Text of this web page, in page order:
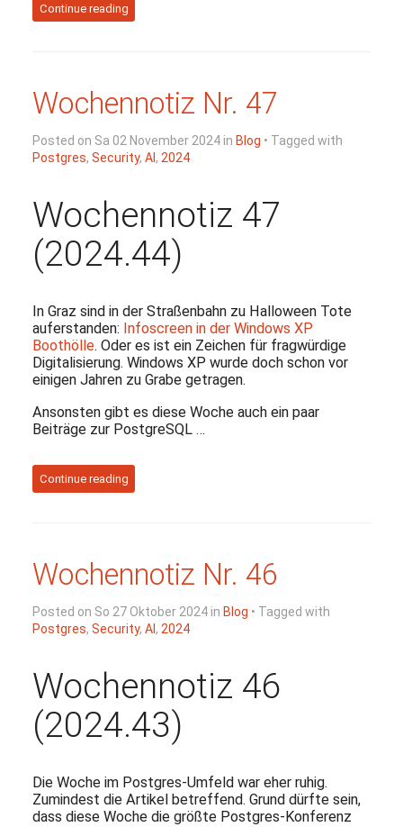
Continue reading
Wochennotiz Nr. 47
Posted on Sa 02 November 2024 in Blog • Tagged with
Postgres, Security, AI, 2024
Wochennotiz 47
(2024.44)
In Graz sind in der Straßenbahn zu Halloween Tote
auferstanden: Infoscreen in der Windows XP
Boothölle. Oder es ist ein Zeichen für fragwürdige
Digitalisierung. Windows XP wurde doch schon vor
einigen Jahren zu Grabe getragen.
Ansonsten gibt es diese Woche auch ein paar
Beiträge zur PostgreSQL …
Continue reading
Wochennotiz Nr. 46
Posted on So 27 Oktober 2024 in Blog • Tagged with
Postgres, Security, AI , 2024
Wochennotiz 46
(2024.43)
Die Woche im Postgres-Umfeld war eher ruhig.
Zumindest die Artikel betreffend. Grund dürfte sein,
dass diese Woche die größte Postgres-Konferenz